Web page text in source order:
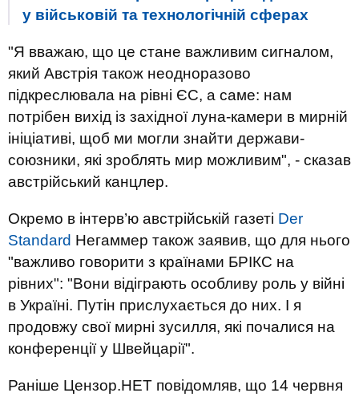
у військовій та технологічній сферах
"Я вважаю, що це стане важливим сигналом,
який Австрія також неодноразово
підкреслювала на рівні ЄС, а саме: нам
потрібен вихід із західної луна-камери в мирній
ініціативі, щоб ми могли знайти держави-
союзники, які зроблять мир можливим", - сказав
австрійський канцлер.
Окремо в інтерв’ю австрійській газеті Der
Standard Негаммер також заявив, що для нього
"важливо говорити з країнами БРІКС на
рівних": "Вони відіграють особливу роль у війні
в Україні. Путін прислухається до них. І я
продовжу свої мирні зусилля, які почалися на
конференції у Швейцарії".
Раніше Цензор.НЕТ повідомляв, що 14 червня